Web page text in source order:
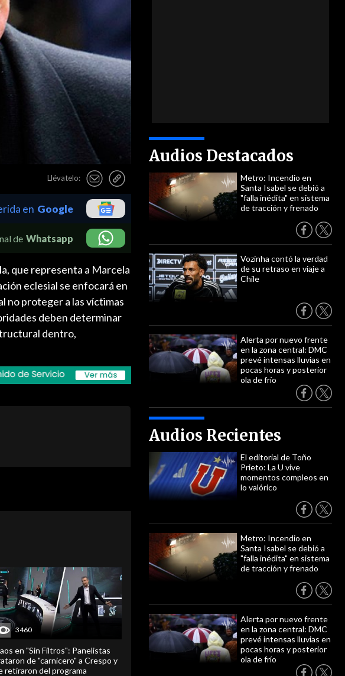
Llévatelo:
Audios Destacados
Metro: Incendio en
Santa Isabel se debió a
"falla inédita" en sistema
de tracción y frenado
Vozinha contó la verdad
de su retraso en viaje a
Chile
Alerta por nuevo frente
en la zona central: DMC
prevé intensas lluvias en
pocas horas y posterior
ola de frío
Audios Recientes
El editorial de Toño
Prieto: La U vive
momentos compleos en
lo valórico
Metro: Incendio en
Santa Isabel se debió a
"falla inédita" en sistema
de tracción y frenado
Alerta por nuevo frente
en la zona central: DMC
prevé intensas lluvias en
pocas horas y posterior
ola de frío
en Google
de Whatsapp
que representa a Marcela
eclesial se enfocará en
no proteger a las víctimas
deben determinar
dentro,
3460
en "Sin Filtros": Panelistas
de "carnicero" a Crespo y
retiraron del programa